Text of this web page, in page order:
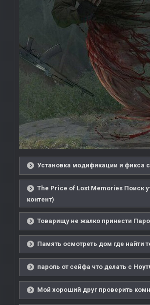
Установка модификации и фикса
The Price of Lost Memories Поиск
контент)
Товарищу не жалко принести
Память осмотреть дом где найти
пароль от сейфа что делать с
Мой хороший друг проверить